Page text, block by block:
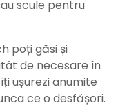
scule pentru
poți găsi și
de necesare în
ușurezi anumite
ce o desfășori.